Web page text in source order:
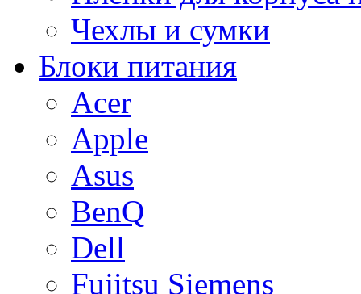
Чехлы и сумки
Блоки питания
Acer
Apple
Asus
BenQ
Dell
Fujitsu Siemens